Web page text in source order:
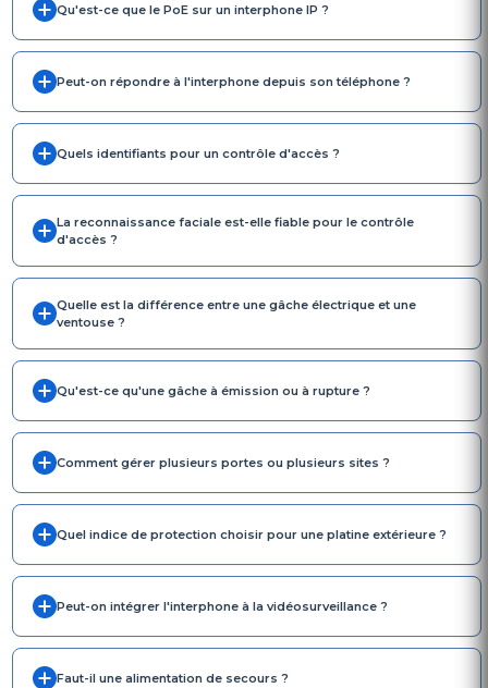
Qu'est-ce que le PoE sur un interphone IP ?
Peut-on répondre à l'interphone depuis son téléphone ?
Quels identifiants pour un contrôle d'accès ?
La reconnaissance faciale est-elle fiable pour le contrôle
d'accès ?
Quelle est la différence entre une gâche électrique et une
ventouse ?
Qu'est-ce qu'une gâche à émission ou à rupture ?
Comment gérer plusieurs portes ou plusieurs sites ?
Quel indice de protection choisir pour une platine extérieure ?
Peut-on intégrer l'interphone à la vidéosurveillance ?
Faut-il une alimentation de secours ?